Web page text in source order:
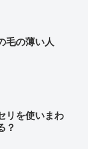
毛の薄い人
リを使いまわ
？